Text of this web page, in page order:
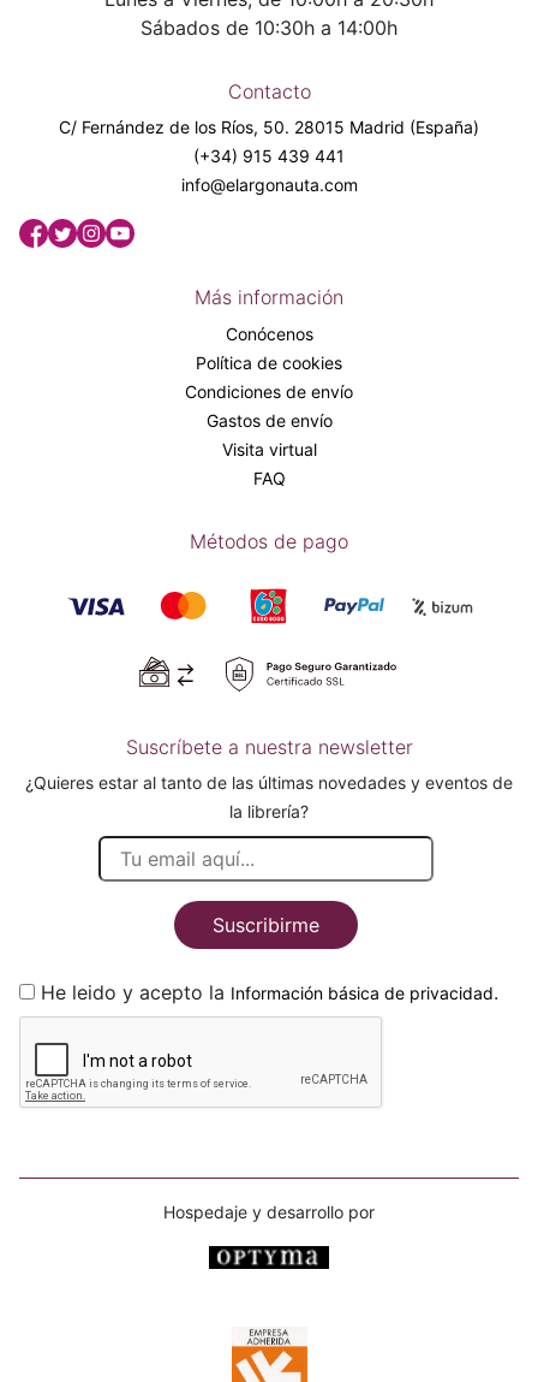
Sábados de 10:30h a 14:00h
Contacto
C/ Fernández de los Ríos, 50. 28015 Madrid (España)
(+34) 915 439 441
info@elargonauta.com
Más información
Conócenos
Política de cookies
Condiciones de envío
Gastos de envío
Visita virtual
FAQ
Métodos de pago
Suscríbete a nuestra newsletter
¿Quieres estar al tanto de las últimas novedades y eventos de
la librería?
Suscribirme
He leido y acepto la Información básica de privacidad.
Hospedaje y desarrollo por